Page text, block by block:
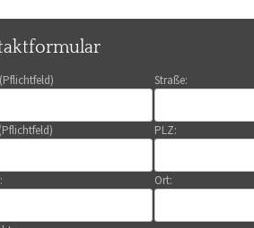
Straße:
PLZ:
Ort: